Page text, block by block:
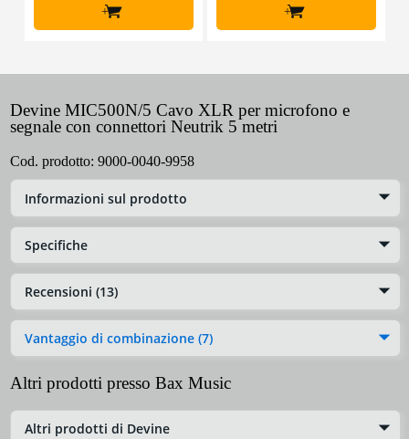
+ +
Devine MIC500N/5 Cavo XLR per microfono e
segnale con connettori Neutrik 5 metri
Cod. prodotto: 9000-0040-9958
Informazioni sul prodotto
Specifiche
Recensioni (13)
Vantaggio di combinazione (7)
Altri prodotti presso Bax Music
Altri prodotti di Devine